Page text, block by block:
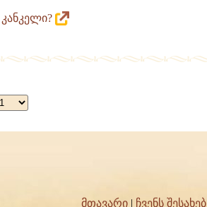
კანკელი?
მთავარი | ჩვენს შესახებ